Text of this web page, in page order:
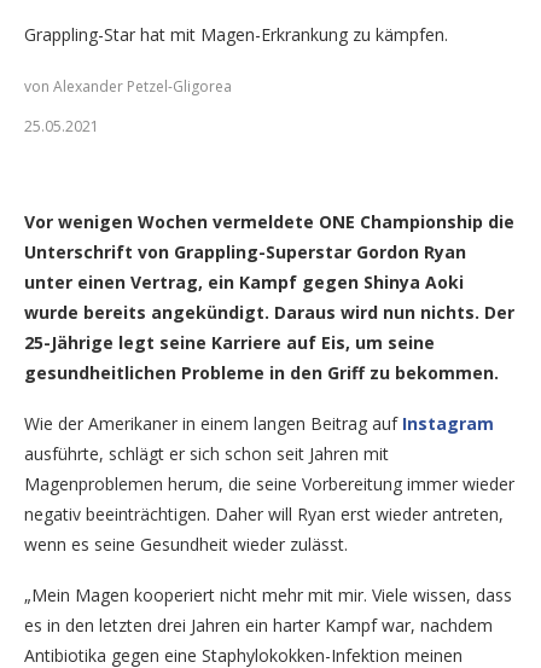
Grappling-Star hat mit Magen-Erkrankung zu kämpfen.
von Alexander Petzel-Gligorea
25.05.2021
Vor wenigen Wochen vermeldete ONE Championship die
Unterschrift von Grappling-Superstar Gordon Ryan
unter einen Vertrag, ein Kampf gegen Shinya Aoki
wurde bereits angekündigt. Daraus wird nun nichts. Der
25-Jährige legt seine Karriere auf Eis, um seine
gesundheitlichen Probleme in den Griff zu bekommen.
Wie der Amerikaner in einem langen Beitrag auf Instagram
ausführte, schlägt er sich schon seit Jahren mit
Magenproblemen herum, die seine Vorbereitung immer wieder
negativ beeinträchtigen. Daher will Ryan erst wieder antreten,
wenn es seine Gesundheit wieder zulässt.
„Mein Magen kooperiert nicht mehr mit mir. Viele wissen, dass
es in den letzten drei Jahren ein harter Kampf war, nachdem
Antibiotika gegen eine Staphylokokken-Infektion meinen